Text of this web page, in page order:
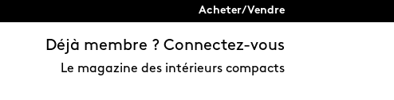
Acheter/Vendre
Déjà membre ? Connectez-vous
Le magazine des intérieurs compacts